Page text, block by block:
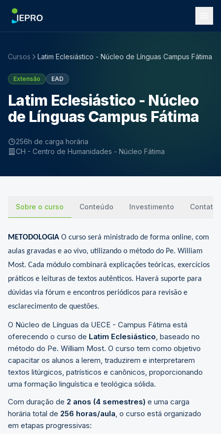
Cursos Latim Eclesiástico - Núcleo de Línguas Campus Fátima
Extensão EAD
Latim Eclesiástico - Núcleo
de Línguas Campus Fátima
256h de carga horária
CH - Centro de Humanidades - Núcleo Fátima
Sobre o curso Conteúdo Investimento Contato
METODOLOGIA O curso será ministrado de forma online, com
aulas gravadas e ao vivo, utilizando o método do Pe. William
Most. Cada módulo combinará explicações teóricas, exercícios
práticos e leituras de textos autênticos. Haverá suporte para
dúvidas via fórum e encontros periódicos para revisão e
esclarecimento de questões.
O Núcleo de Línguas da UECE - Campus Fátima está
oferecendo o curso de Latim Eclesiástico, baseado no
método do Pe. William Most. O curso tem como objetivo
capacitar os alunos a lerem, traduzirem e interpretarem
textos litúrgicos, patrísticos e canônicos, proporcionando
uma formação linguística e teológica sólida.
Com duração de 2 anos (4 semestres) e uma carga
horária total de 256 horas/aula, o curso está organizado
em etapas progressivas: